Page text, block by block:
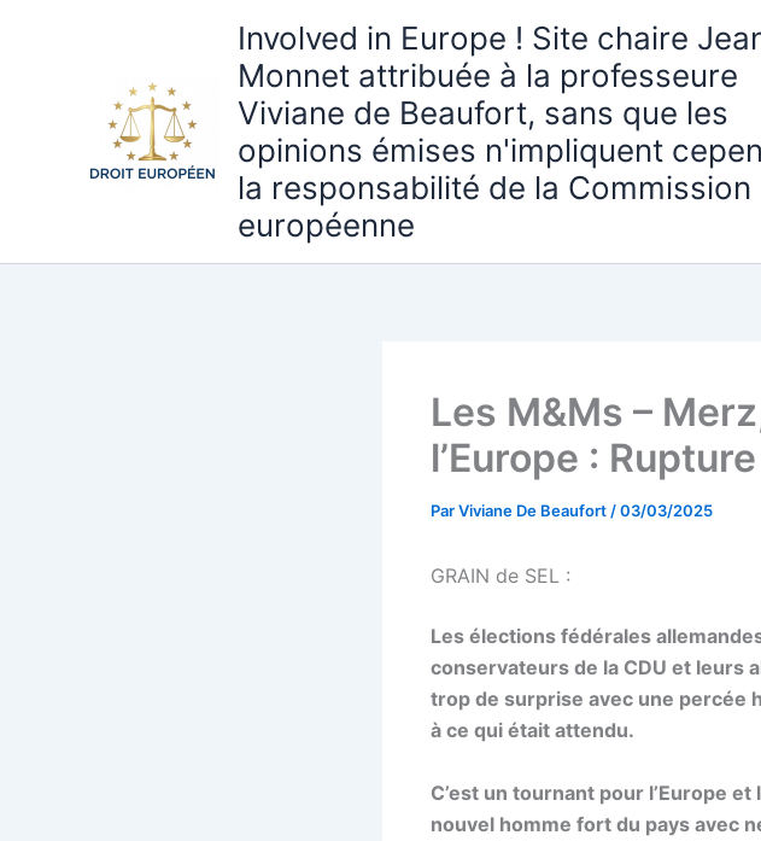
Involved in Europe ! Site chaire
Monnet attribuée à la professeure
Viviane de Beaufort, sans que les
opinions émises n'impliquent
la responsabilité de la Commission
européenne
Les M&Ms –
l’Europe :
ParViviane De Beaufort /03/03/2025
GRAIN de SEL :
Les élections fédérales
conservateurs de la CDU et leurs
trop de surprise avec une percée
à ce qui était attendu.
C’est un tournant pour l’Europe
nouvel homme fort du pays avec